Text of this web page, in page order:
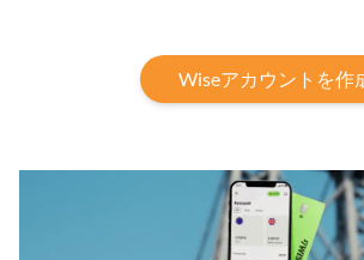
Wiseアカウントを作